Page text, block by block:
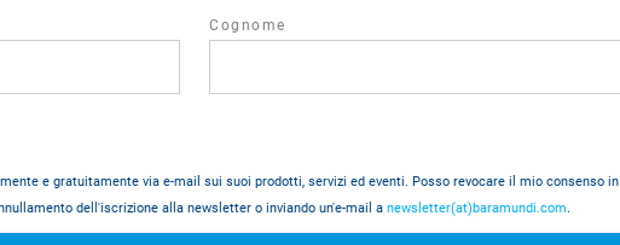
Cognome
e gratuitamente via e-mail sui suoi prodotti, servizi ed eventi. Posso revocare il mio consenso in
dell'iscrizione alla newsletter o inviando un'e-mail a newsletter(at)baramundi.com.